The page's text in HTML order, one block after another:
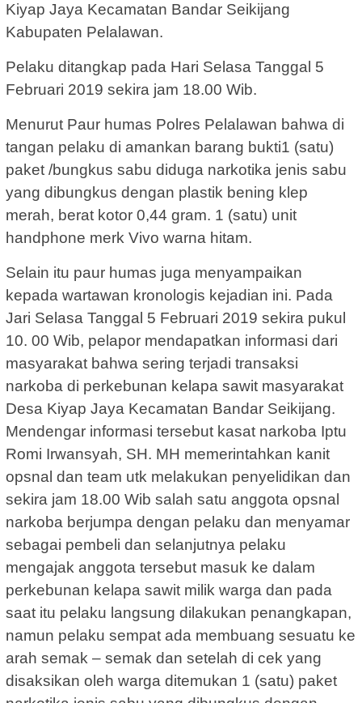
Kiyap Jaya Kecamatan Bandar Seikijang
Kabupaten Pelalawan.
Pelaku ditangkap pada Hari Selasa Tanggal 5
Februari 2019 sekira jam 18.00 Wib.
Menurut Paur humas Polres Pelalawan bahwa di
tangan pelaku di amankan barang bukti1 (satu)
paket /bungkus sabu diduga narkotika jenis sabu
yang dibungkus dengan plastik bening klep
merah, berat kotor 0,44 gram. 1 (satu) unit
handphone merk Vivo warna hitam.
Selain itu paur humas juga menyampaikan
kepada wartawan kronologis kejadian ini. Pada
Jari Selasa Tanggal 5 Februari 2019 sekira pukul
10. 00 Wib, pelapor mendapatkan informasi dari
masyarakat bahwa sering terjadi transaksi
narkoba di perkebunan kelapa sawit masyarakat
Desa Kiyap Jaya Kecamatan Bandar Seikijang.
Mendengar informasi tersebut kasat narkoba Iptu
Romi Irwansyah, SH. MH memerintahkan kanit
opsnal dan team utk melakukan penyelidikan dan
sekira jam 18.00 Wib salah satu anggota opsnal
narkoba berjumpa dengan pelaku dan menyamar
sebagai pembeli dan selanjutnya pelaku
mengajak anggota tersebut masuk ke dalam
perkebunan kelapa sawit milik warga dan pada
saat itu pelaku langsung dilakukan penangkapan,
namun pelaku sempat ada membuang sesuatu ke
arah semak – semak dan setelah di cek yang
disaksikan oleh warga ditemukan 1 (satu) paket